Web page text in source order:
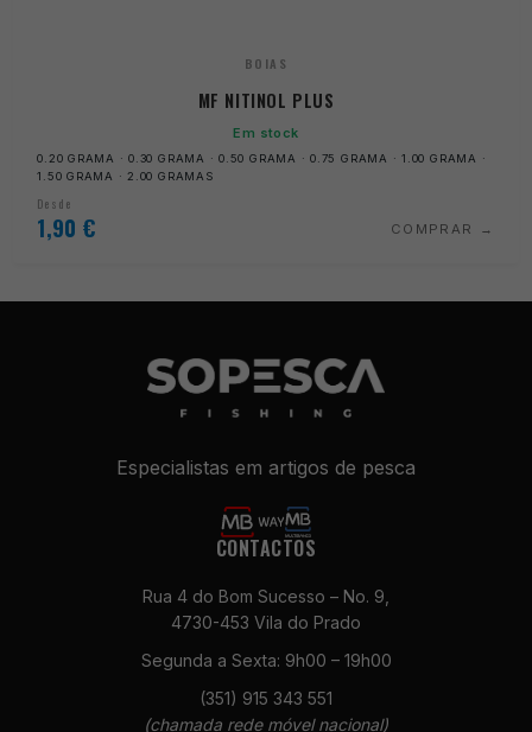
BOIAS
MF NITINOL PLUS
Em stock
0.20 GRAMA · 0.30 GRAMA · 0.50 GRAMA · 0.75 GRAMA · 1.00 GRAMA ·
1.50 GRAMA · 2.00 GRAMAS
Desde
1,90 € COMPRAR
Especialistas em artigos de pesca
CONTACTOS
Rua 4 do Bom Sucesso – No. 9,
4730-453 Vila do Prado
Segunda a Sexta: 9h00 – 19h00
(351) 915 343 551
(chamada rede móvel nacional)